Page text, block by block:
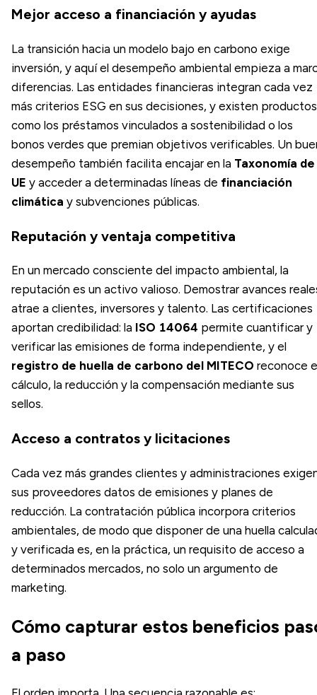
Mejor acceso a financiación y ayudas
La transición hacia un modelo bajo en carbono exige
inversión, y aquí el desempeño ambiental empieza a
diferencias. Las entidades financieras integran cada vez
más criterios ESG en sus decisiones, y existen productos
como los préstamos vinculados a sostenibilidad o los
bonos verdes que premian objetivos verificables. Un
desempeño también facilita encajar en la Taxonomía de
UE y acceder a determinadas líneas de financiación
climática y subvenciones públicas.
Reputación y ventaja competitiva
En un mercado consciente del impacto ambiental, la
reputación es un activo valioso. Demostrar avances
atrae a clientes, inversores y talento. Las certificaciones
aportan credibilidad: la ISO 14064 permite cuantificar y
verificar las emisiones de forma independiente, y el
registro de huella de carbono del MITECO reconoce
cálculo, la reducción y la compensación mediante sus
sellos.
Acceso a contratos y licitaciones
Cada vez más grandes clientes y administraciones
sus proveedores datos de emisiones y planes de
reducción. La contratación pública incorpora criterios
ambientales, de modo que disponer de una huella
y verificada es, en la práctica, un requisito de acceso a
determinados mercados, no solo un argumento de
marketing.
Cómo capturar estos beneficios
a paso